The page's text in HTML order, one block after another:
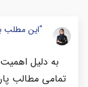
"این مطلب
به دلیل
تمامی مطالب